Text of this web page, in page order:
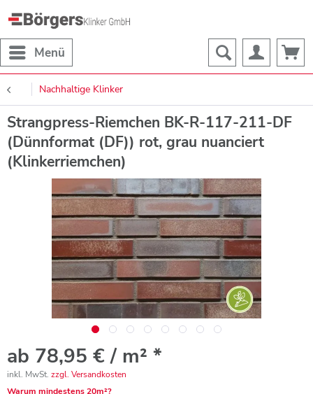
Menü
Nachhaltige Klinker
Strangpress-Riemchen BK-R-117-211-DF
(Dünnformat (DF)) rot, grau nuanciert
(Klinkerriemchen)
ab 78,95 € / m² *
inkl. MwSt. zzgl. Versandkosten
Warum mindestens 20m²?